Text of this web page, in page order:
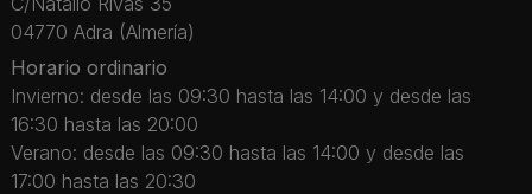
04770 Adra (Almería)
Horario ordinario
Invierno: desde las 09:30 hasta las 14:00 y desde las
16:30 hasta las 20:00
Verano: desde las 09:30 hasta las 14:00 y desde las
17:00 hasta las 20:30